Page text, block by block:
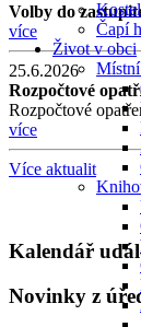
Kostel
Čapí
Život v obci
Místní
Volby do
více
25.6.2026
Rozpočtové
Rozpočtové
více
Více aktualit
Kalendář
Novinky z